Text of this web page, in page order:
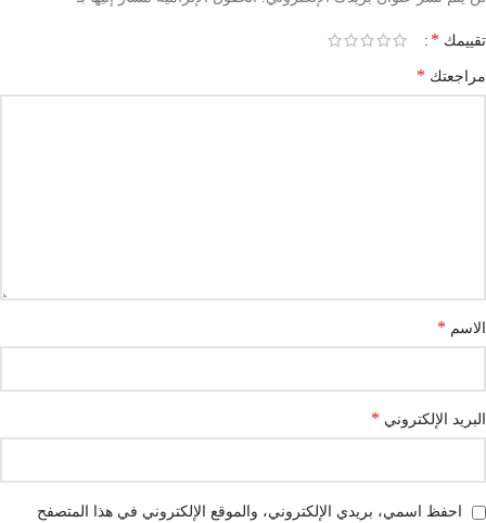
تقييمك *
مراجعتك *
الاسم *
البريد الإلكتروني *
احفظ اسمي، بريدي الإلكتروني، والموقع الإلكتروني في هذا المتصفح